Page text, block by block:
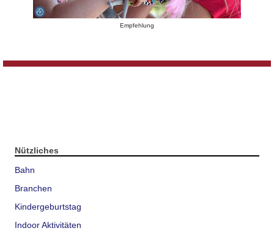
Empfehlung
Nützliches
Bahn
Branchen
Kindergeburtstag
Indoor Aktivitäten